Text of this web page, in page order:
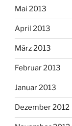
Mai 2013
April 2013
März 2013
Februar 2013
Januar 2013
Dezember 2012